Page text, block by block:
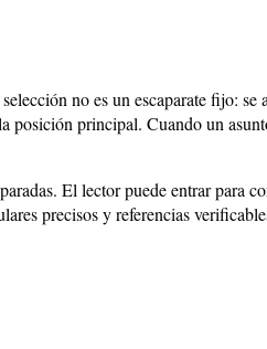
no es un escaparate fijo: se
posición principal. Cuando un
El lector puede entrar para
precisos y referencias